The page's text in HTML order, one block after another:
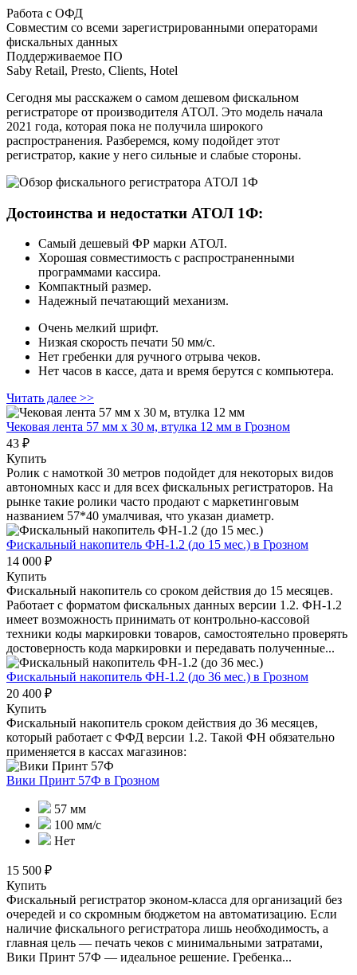
Работа с ОФД
Совместим со всеми зарегистрированными операторами
фискальных данных
Поддерживаемое ПО
Saby Retail, Presto, Clients, Hotel
Сегодня мы расскажем о самом дешевом фискальном
регистраторе от производителя АТОЛ. Это модель начала
2021 года, которая пока не получила широкого
распространения. Разберемся, кому подойдет этот
регистратор, какие у него сильные и слабые стороны.
Достоинства и недостатки АТОЛ 1Ф:
Самый дешевый ФР марки АТОЛ.
Хорошая совместимость с распространенными
программами кассира.
Компактный размер.
Надежный печатающий механизм.
Очень мелкий шрифт.
Низкая скорость печати 50 мм/с.
Нет гребенки для ручного отрыва чеков.
Нет часов в кассе, дата и время берутся с компьютера.
Читать далее >>
Чековая лента 57 мм x 30 м, втулка 12 мм в Грозном
43 ₽
Купить
Ролик с намоткой 30 метров подойдет для некоторых видов
автономных касс и для всех фискальных регистраторов. На
рынке такие ролики часто продают с маркетинговым
названием 57*40 умалчивая, что указан диаметр.
Фискальный накопитель ФН-1.2 (до 15 мес.) в Грозном
14 000 ₽
Купить
Фискальный накопитель cо сроком действия до 15 месяцев.
Работает с форматом фискальных данных версии 1.2. ФН-1.2
имеет возможность принимать от контрольно-кассовой
техники коды маркировки товаров, самостоятельно проверять
достоверность кода маркировки и передавать полученные...
Фискальный накопитель ФН-1.2 (до 36 мес.) в Грозном
20 400 ₽
Купить
Фискальный накопитель сроком действия до 36 месяцев,
который работает с ФФД версии 1.2. Такой ФН обязательно
применяется в кассах магазинов:
Вики Принт 57Ф в Грозном
57 мм
100 мм/с
Нет
15 500 ₽
Купить
Фискальный регистратор эконом-класса для организаций без
очередей и со скромным бюджетом на автоматизацию. Если
наличие фискального регистратора лишь необходимость, а
главная цель — печать чеков с минимальными затратами,
Вики Принт 57Ф — идеальное решение. Гребенка...